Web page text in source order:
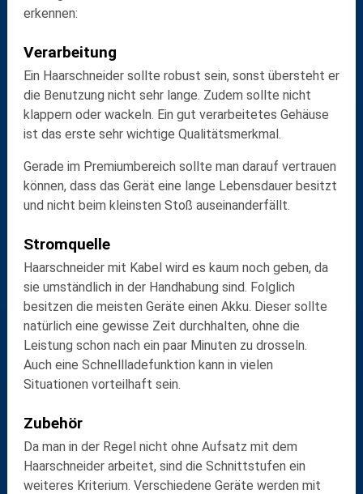
erkennen:
Verarbeitung
Ein Haarschneider sollte robust sein, sonst übersteht er
die Benutzung nicht sehr lange. Zudem sollte nicht
klappern oder wackeln. Ein gut verarbeitetes Gehäuse
ist das erste sehr wichtige Qualitätsmerkmal.
Gerade im Premiumbereich sollte man darauf vertrauen
können, dass das Gerät eine lange Lebensdauer besitzt
und nicht beim kleinsten Stoß auseinanderfällt.
Stromquelle
Haarschneider mit Kabel wird es kaum noch geben, da
sie umständlich in der Handhabung sind. Folglich
besitzen die meisten Geräte einen Akku. Dieser sollte
natürlich eine gewisse Zeit durchhalten, ohne die
Leistung schon nach ein paar Minuten zu drosseln.
Auch eine Schnellladefunktion kann in vielen
Situationen vorteilhaft sein.
Zubehör
Da man in der Regel nicht ohne Aufsatz mit dem
Haarschneider arbeitet, sind die Schnittstufen ein
weiteres Kriterium. Verschiedene Geräte werden mit